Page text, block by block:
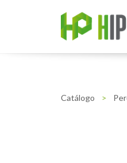
Catálogo >